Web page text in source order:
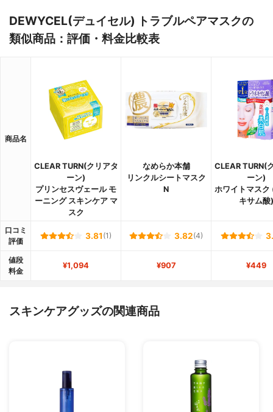
DEWYCEL(デュイセル) トラブルペアマスクの
類似商品：評価・料金比較表
商品名
CLEAR TURN(クリアタ
ーン)
プリンセスヴェール モ
ーニング スキンケア マ
スク
なめらか本舗
リンクルシートマスク
N
CLEAR TURN(
ーン)
ホワイトマスク
キサム酸)
口コミ
評価
3.81 (1) 3.82(4)
値段
料金
¥1,094 ¥907 ¥449
スキンケアグッズの関連商品